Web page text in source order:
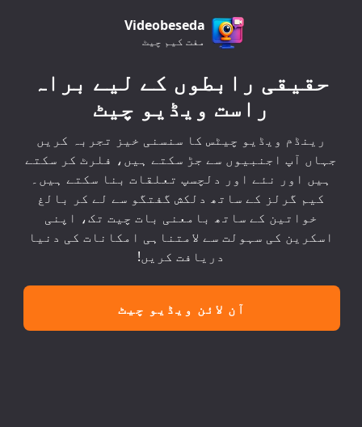
Videobeseda
مفت کیم چیٹ
حقیقی رابطوں کے لیے براہ
راست ویڈیو چیٹ
رینڈم ویڈیو چیٹس کا سنسنی خیز تجربہ کریں
جہاں آپ اجنبیوں سے جڑ سکتے ہیں، فلرٹ کر سکتے
ہیں اور نئے اور دلچسپ تعلقات بنا سکتے ہیں۔
کیم گرلز کے ساتھ دلکش گفتگو سے لے کر بالغ
خواتین کے ساتھ بامعنی بات چیت تک، اپنی
اسکرین کی سہولت سے لامتناہی امکانات کی دنیا
دریافت کریں!
آن لائن ویڈیو چیٹ